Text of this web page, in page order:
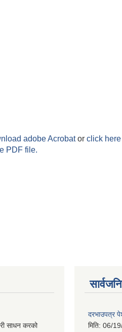
adobe Acrobator click
PDF file.
साधन करको
दरभाउपत्र
मिति: 06/